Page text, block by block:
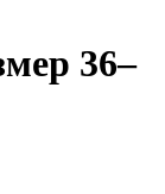
36–